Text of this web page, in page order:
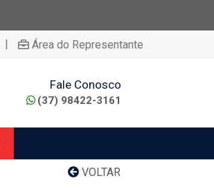
| Área do Representante
Fale Conosco
(37) 98422-3161
VOLTAR